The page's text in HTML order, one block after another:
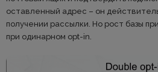
оставленный адрес – он
получении рассылки. Но рост базы
при одинарном opt-in.